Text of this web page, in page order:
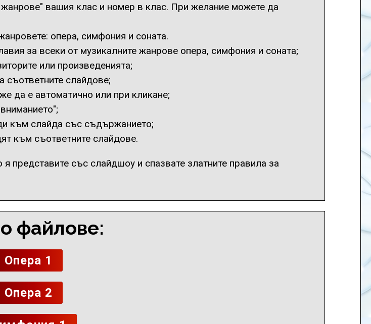
вашия клас и номер в клас. При желание можете да
опера, симфония и соната.
за всеки от музикалните жанрове опера, симфония и соната;
или произведенията;
съответните слайдове;
да е автоматично или при кликане;
към слайда със съдържанието;
към съответните слайдове.
представите със слайдшоу и спазвате златните правила за
файлове:
Опера 1
Опера 2